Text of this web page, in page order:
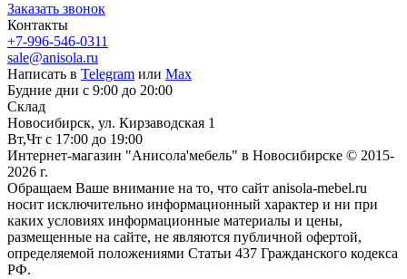
Заказать звонок
Контакты
+7-996-546-0311
sale@anisola.ru
Написать в Telegram или Max
Будние дни с 9:00 до 20:00
Склад
Новосибирск, ул. Кирзаводская 1
Вт,Чт с 17:00 до 19:00
Интернет-магазин "Анисола'мебель" в Новосибирске © 2015-
2026 г.
Обращаем Ваше внимание на то, что сайт anisola-mebel.ru
носит исключительно информационный характер и ни при
каких условиях информационные материалы и цены,
размещенные на сайте, не являются публичной офертой,
определяемой положениями Статьи 437 Гражданского кодекса
РФ.